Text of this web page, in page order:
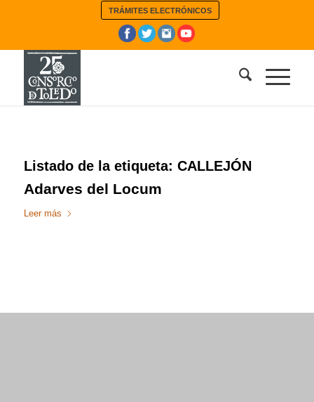
TRÁMITES ELECTRÓNICOS
Listado de la etiqueta: CALLEJÓN
Adarves del Locum
Leer más